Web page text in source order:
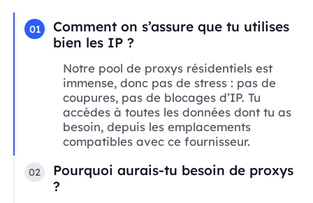
01
Comment on s’assure que tu utilises
bien les IP ?
Notre pool de proxys résidentiels est
immense, donc pas de stress : pas de
coupures, pas de blocages d’IP. Tu
accèdes à toutes les données dont tu as
besoin, depuis les emplacements
compatibles avec ce fournisseur.
02
Pourquoi aurais-tu besoin de proxys
?